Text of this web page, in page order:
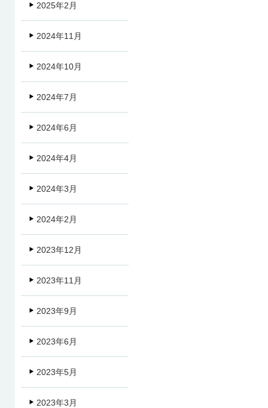
2025年2月
2024年11月
2024年10月
2024年7月
2024年6月
2024年4月
2024年3月
2024年2月
2023年12月
2023年11月
2023年9月
2023年6月
2023年5月
2023年3月